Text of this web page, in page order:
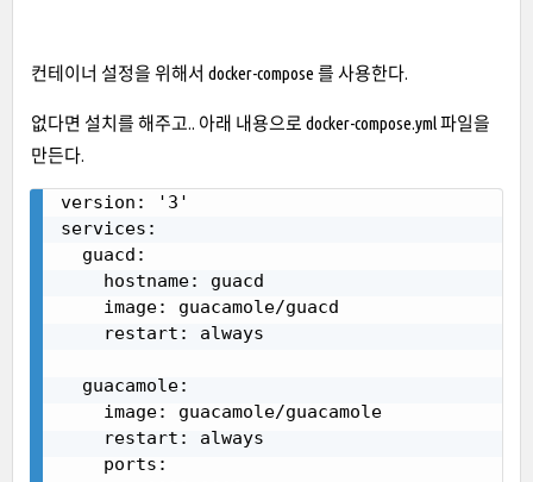
컨테이너 설정을 위해서 docker-compose 를 사용한다.
없다면 설치를 해주고.. 아래 내용으로 docker-compose.yml 파일을
만든다.
version: '3'
services:
  guacd:
    hostname: guacd
    image: guacamole/guacd
    restart: always
  guacamole:
    image: guacamole/guacamole
    restart: always
    ports: